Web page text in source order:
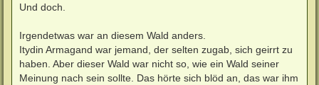
Und doch.
Irgendetwas war an diesem Wald anders.
Itydin Armagand war jemand, der selten zugab, sich geirrt zu
haben. Aber dieser Wald war nicht so, wie ein Wald seiner
Meinung nach sein sollte. Das hörte sich blöd an, das war ihm